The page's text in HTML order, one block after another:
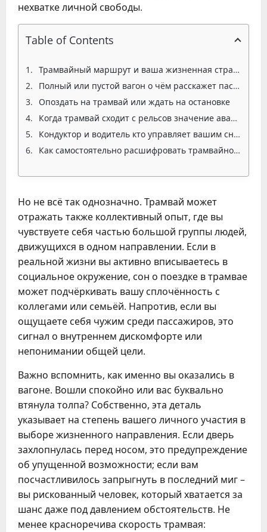
нехватке личной свободы.
Table of Contents
Трамвайный маршрут и ваша жизненная стратегия
Полный или пустой вагон о чём расскажет пассажиропоток
Опоздать на трамвай или ждать на остановке
Когда трамвай сходит с рельсов значение аварий
Кондуктор и водитель кто управляет вашим сном
Как самостоятельно расшифровать трамвайное сновидение
Но не всё так однозначно. Трамвай может
отражать также коллективный опыт, где вы
чувствуете себя частью большой группы людей,
движущихся в одном направлении. Если в
реальной жизни вы активно вписываетесь в
социальное окружение, сон о поездке в трамвае
может подчёркивать вашу сплочённость с
коллегами или семьёй. Напротив, если вы
ощущаете себя чужим среди пассажиров, это
сигнал о внутреннем дискомфорте или
непонимании общей цели.
Важно вспомнить, как именно вы оказались в
вагоне. Вошли спокойно или вас буквально
втянула толпа? Собственно, эта деталь
указывает на степень вашего личного участия в
выборе жизненного направления. Если дверь
захлопнулась перед носом, это предупреждение
об упущенной возможности; если вам
посчастливилось запрыгнуть в последний миг –
вы рискованный человек, который хватается за
шанс даже под давлением обстоятельств. Не
менее красноречива скорость трамвая: